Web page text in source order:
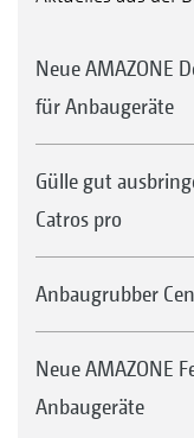
Neue AMAZONE
für Anbaugeräte
Gülle gut
Catros pro
Anbaugrubber
Neue AMAZONE
Anbaugeräte